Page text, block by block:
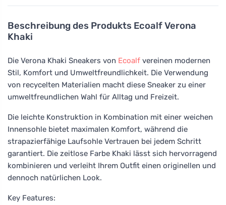
Beschreibung des Produkts Ecoalf Verona
Khaki
Die Verona Khaki Sneakers von Ecoalf vereinen modernen
Stil, Komfort und Umweltfreundlichkeit. Die Verwendung
von recycelten Materialien macht diese Sneaker zu einer
umweltfreundlichen Wahl für Alltag und Freizeit.
Die leichte Konstruktion in Kombination mit einer weichen
Innensohle bietet maximalen Komfort, während die
strapazierfähige Laufsohle Vertrauen bei jedem Schritt
garantiert. Die zeitlose Farbe Khaki lässt sich hervorragend
kombinieren und verleiht Ihrem Outfit einen originellen und
dennoch natürlichen Look.
Key Features: